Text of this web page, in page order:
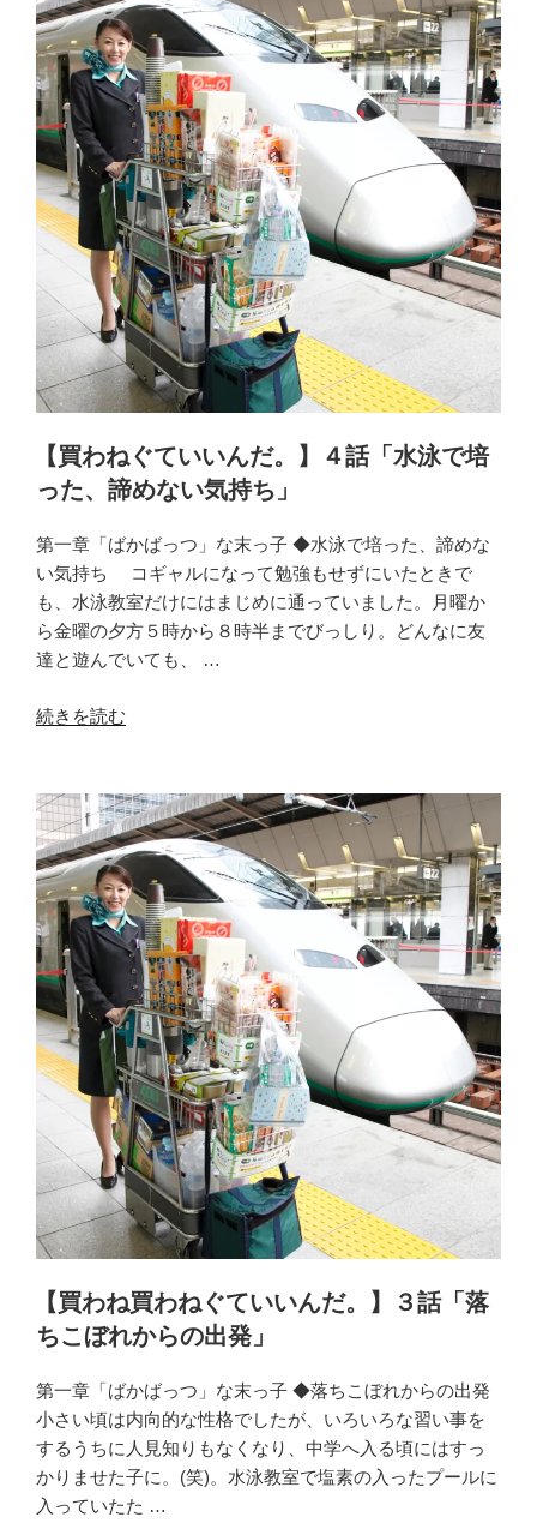
い
い
ん
だ。】
５
話
「み
ん
違
う
科
書
で
の
高
受
験」”
の
【買わねぐていいんだ。】４話「水泳で培
った、諦めない気持ち」
第一章「ばかばっつ」な末っ子 ◆水泳で培った、諦めな
い気持ち コギャルになって勉強もせずにいたときで
も、水泳教室だけにはまじめに通っていました。月曜か
ら金曜の夕方５時から８時半までびっしり。どんなに友
達と遊んでいても、 …
“【買
ぐ
て
い
い
ん
だ。】
４
話
「水
泳
っ
た、
め
な
い
気
持
の
続きを読む
【買わね買わねぐていいんだ。】３話「落
ちこぼれからの出発」
第一章「ばかばっつ」な末っ子 ◆落ちこぼれからの出発
小さい頃は内向的な性格でしたが、いろいろな習い事を
するうちに人見知りもなくなり、中学へ入る頃にはすっ
かりませた子に。(笑)。水泳教室で塩素の入ったプールに
入っていたた …